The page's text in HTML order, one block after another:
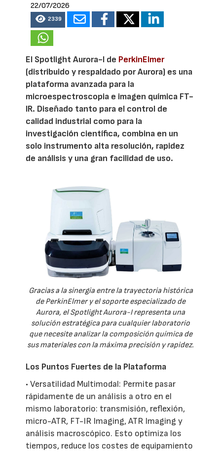
22/07/2026
2339
El Spotlight Aurora-I de PerkinElmer
(distribuido y respaldado por Aurora) es una
plataforma avanzada para la
microespectroscopia e imagen química FT-
IR. Diseñado tanto para el control de
calidad industrial como para la
investigación científica, combina en un
solo instrumento alta resolución, rapidez
de análisis y una gran facilidad de uso.
Gracias a la sinergia entre la trayectoria histórica
de PerkinElmer y el soporte especializado de
Aurora, el Spotlight Aurora-I representa una
solución estratégica para cualquier laboratorio
que necesite analizar la composición química de
sus materiales con la máxima precisión y rapidez.
Los Puntos Fuertes de la Plataforma
• Versatilidad Multimodal: Permite pasar
rápidamente de un análisis a otro en el
mismo laboratorio: transmisión, reflexión,
micro-ATR, FT-IR Imaging, ATR Imaging y
análisis macroscópico. Esto optimiza los
tiempos, reduce los costes de equipamiento